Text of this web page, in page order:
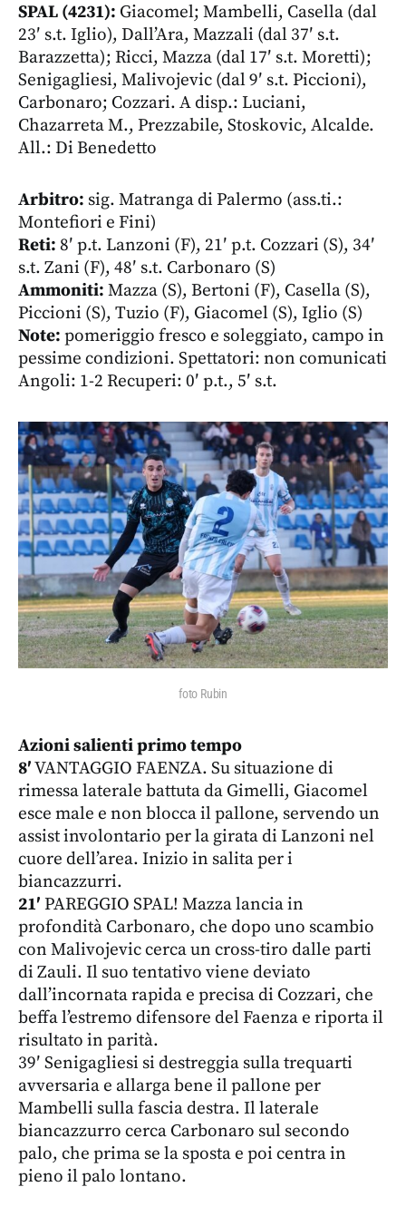
SPAL (4231): Giacomel; Mambelli, Casella (dal
23′ s.t. Iglio), Dall’Ara, Mazzali (dal 37′ s.t.
Barazzetta); Ricci, Mazza (dal 17′ s.t. Moretti);
Senigagliesi, Malivojevic (dal 9′ s.t. Piccioni),
Carbonaro; Cozzari. A disp.: Luciani,
Chazarreta M., Prezzabile, Stoskovic, Alcalde.
All.: Di Benedetto
Arbitro: sig. Matranga di Palermo (ass.ti.:
Montefiori e Fini)
Reti: 8′ p.t. Lanzoni (F), 21′ p.t. Cozzari (S), 34′
s.t. Zani (F), 48′ s.t. Carbonaro (S)
Ammoniti: Mazza (S), Bertoni (F), Casella (S),
Piccioni (S), Tuzio (F), Giacomel (S), Iglio (S)
Note: pomeriggio fresco e soleggiato, campo in
pessime condizioni. Spettatori: non comunicati
Angoli: 1-2 Recuperi: 0′ p.t., 5′ s.t.
foto Rubin
Azioni salienti primo tempo
8′VANTAGGIO FAENZA. Su situazione di
rimessa laterale battuta da Gimelli, Giacomel
esce male e non blocca il pallone, servendo un
assist involontario per la girata di Lanzoni nel
cuore dell’area. Inizio in salita per i
biancazzurri.
21′ PAREGGIO SPAL! Mazza lancia in
profondità Carbonaro, che dopo uno scambio
con Malivojevic cerca un cross-tiro dalle parti
di Zauli. Il suo tentativo viene deviato
dall’incornata rapida e precisa di Cozzari, che
beffa l’estremo difensore del Faenza e riporta il
risultato in parità.
39′ Senigagliesi si destreggia sulla trequarti
avversaria e allarga bene il pallone per
Mambelli sulla fascia destra. Il laterale
biancazzurro cerca Carbonaro sul secondo
palo, che prima se la sposta e poi centra in
pieno il palo lontano.